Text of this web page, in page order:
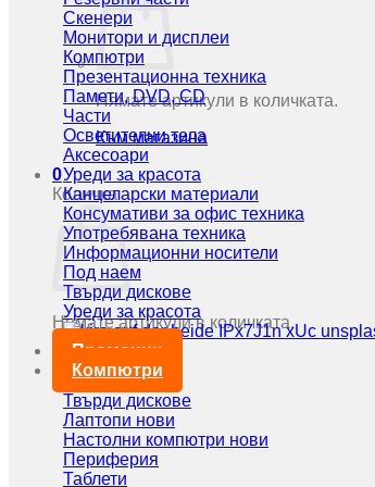
Нямате артикули в количката.
Към магазина
0
Количка
Нямате артикули в количката.
Към магазина
Скенери
Монитори и дисплеи
Компютри
Презентационна техника
Памети, DVD, CD
Части
Осветителни тела
Аксесоари
Уреди за красота
Канцеларски материали
Консумативи за офис техника
Употребявана техника
Информационни носители
Под наем
Твърди дискове
Уреди за красота
Промоции
Компютри
Твърди дискове
Лаптопи нови
Настолни компютри нови
Периферия
Таблети